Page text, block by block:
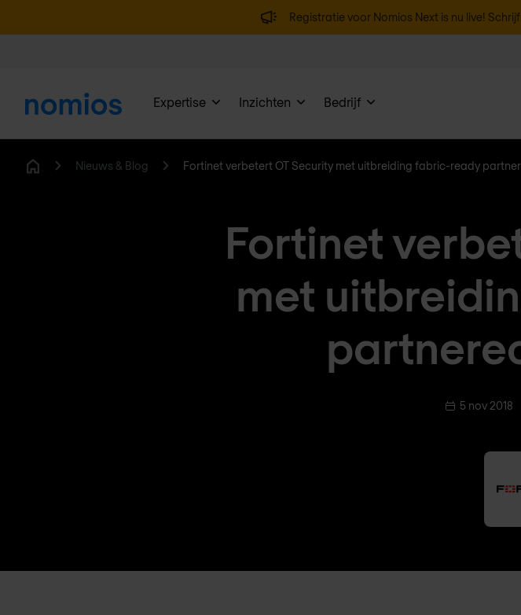
Registratie voor Nomios Next is nu live!
Expertise Inzichten Bedrijf
Nieuws & Blog Fortinet verbetert OT Security met uitbreiding fabric-ready
Fortinet
met
5 nov 2018